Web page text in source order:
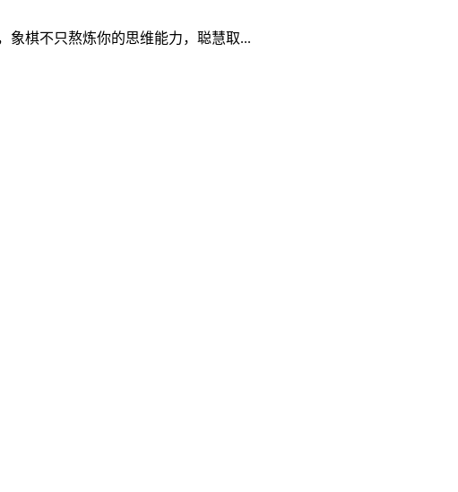
象棋不只熬炼你的思维能力，聪慧取...